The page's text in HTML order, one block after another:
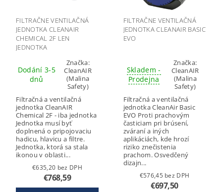
FILTRAČNE VENTILAČNÁ
JEDNOTKA CLEANAIR
CHEMICAL 2F LEN
JEDNOTKA
Dodání 3-5
dnů
Značka:
CleanAIR
(Malina
Safety)
Filtračná a ventilačná
jednotka CleanAIR
Chemical 2F - iba jednotka
Jednotka musí byť
doplnená o pripojovaciu
hadicu, hlavicu a filtre.
Jednotka, ktorá sa stala
ikonou v oblasti...
€635,20 bez DPH
€768,59
FILTRAČNE VENTILAČNÁ
JEDNOTKA CLEANAIR BASIC
EVO
Skladem -
Prodejna
Značka:
CleanAIR
(Malina
Safety)
Filtračná a ventilačná
jednotka CleanAir Basic
EVO Proti prachovým
časticiam pri brúsení,
zváraní a iných
aplikáciách, kde hrozí
riziko znečistenia
prachom. Osvedčený
dizajn...
€576,45 bez DPH
€697,50